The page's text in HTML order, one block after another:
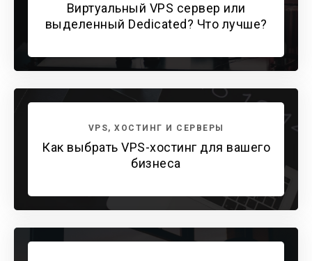
Виртуальный VPS сервер или
выделенный Dedicated? Что лучше?
VPS, ХОСТИНГ И СЕРВЕРЫ
Как выбрать VPS-хостинг для вашего
бизнеса